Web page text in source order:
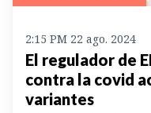
2:15 PM 22 ago. 2024
El regulador de
contra la covid
variantes